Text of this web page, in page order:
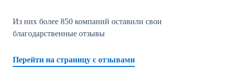
Из них более 850 компаний оставили свои
благодарственные отзывы
Перейти на страницу с отзывами